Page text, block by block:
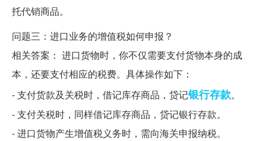
托代销商品。
问题三：进口业务的增值税如何申报？
相关答案： 进口货物时，你不仅需要支付货物本身的成
本，还要支付相应的税费。具体操作如下：
- 支付货款及关税时，借记库存商品，贷记银行存款。
- 支付关税时，同样借记库存商品，贷记银行存款。
- 进口货物产生增值税义务时，需向海关申报纳税。